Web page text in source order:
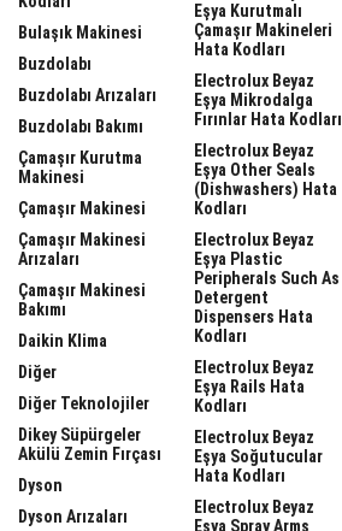
Bulaşık Makinesi
Buzdolabı
Buzdolabı Arızaları
Buzdolabı Bakımı
Çamaşır Kurutma
Makinesi
Çamaşır Makinesi
Çamaşır Makinesi
Arızaları
Çamaşır Makinesi
Bakımı
Daikin Klima
Diğer
Diğer Teknolojiler
Dikey Süpürgeler
Akülü Zemin Fırçası
Dyson
Dyson Arızaları
Eşya Kurutmalı
Çamaşır Makineleri
Hata Kodları
Electrolux Beyaz
Eşya Mikrodalga
Fırınlar Hata Kodları
Electrolux Beyaz
Eşya Other Seals
(dishwashers) Hata
Kodları
Electrolux Beyaz
Eşya Plastic
Peripherals Such As
Detergent
Dispensers Hata
Kodları
Electrolux Beyaz
Eşya Rails Hata
Kodları
Electrolux Beyaz
Eşya Soğutucular
Hata Kodları
Electrolux Beyaz
Eşya Spray Arms